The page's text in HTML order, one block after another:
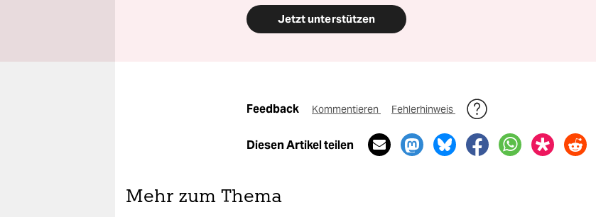
Jetzt unterstützen
Feedback Kommentieren Fehlerhinweis
Diesen Artikel teilen
Mehr zum Thema